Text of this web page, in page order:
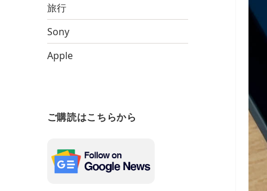
旅行
Sony
Apple
ご購読はこちらから